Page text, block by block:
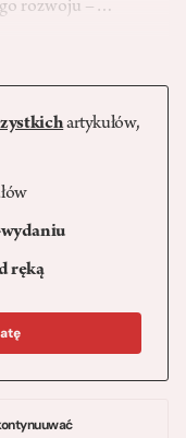
rozwoju –…
artykułów,
ręką